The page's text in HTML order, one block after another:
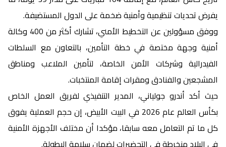
يفرض تحديات تنظيمية وأمنية ضخمة على الدول المستضيفة.
ووفق مسؤولين عن التخطيط الأمني، تشارك أكثر من 400 وكالة
أمنية وجهة مختصة في خطة التأمين، بالتعاون مع السلطات
الفيدرالية وشركات الأمن الخاصة، لتأمين الملاعب ومناطق
المشجعين والفنادق ومقرات إقامة المنتخبات.
حيث أكد أندرو جولياني، المدير التنفيذي لفريق العمل الخاص
بكأس العالم عام 2026 في البيت الأبيض، إن حجم العملية يفوق
كل ما تم التعامل معه سابقا، مؤكدا أن مختلف الأجهزة الأمنية
في البلاد منخرطة في التحضيرات لضمان سلامة البطولة.